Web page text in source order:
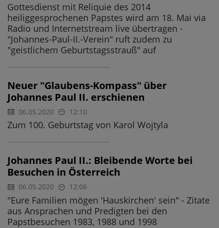
Gottesdienst mit Reliquie des 2014
heiliggesprochenen Papstes wird am 18. Mai via
Radio und Internetstream live übertragen -
"Johannes-Paul-II.-Verein" ruft zudem zu
"geistlichem Geburtstagsstrauß" auf
Neuer "Glaubens-Kompass" über
Johannes Paul II. erschienen
06.05.2020 12:10
Zum 100. Geburtstag von Karol Wojtyla
Johannes Paul II.: Bleibende Worte bei
Besuchen in Österreich
06.05.2020 12:06
"Eure Familien mögen 'Hauskirchen' sein" - Zitate
aus Ansprachen und Predigten bei den
Papstbesuchen 1983, 1988 und 1998